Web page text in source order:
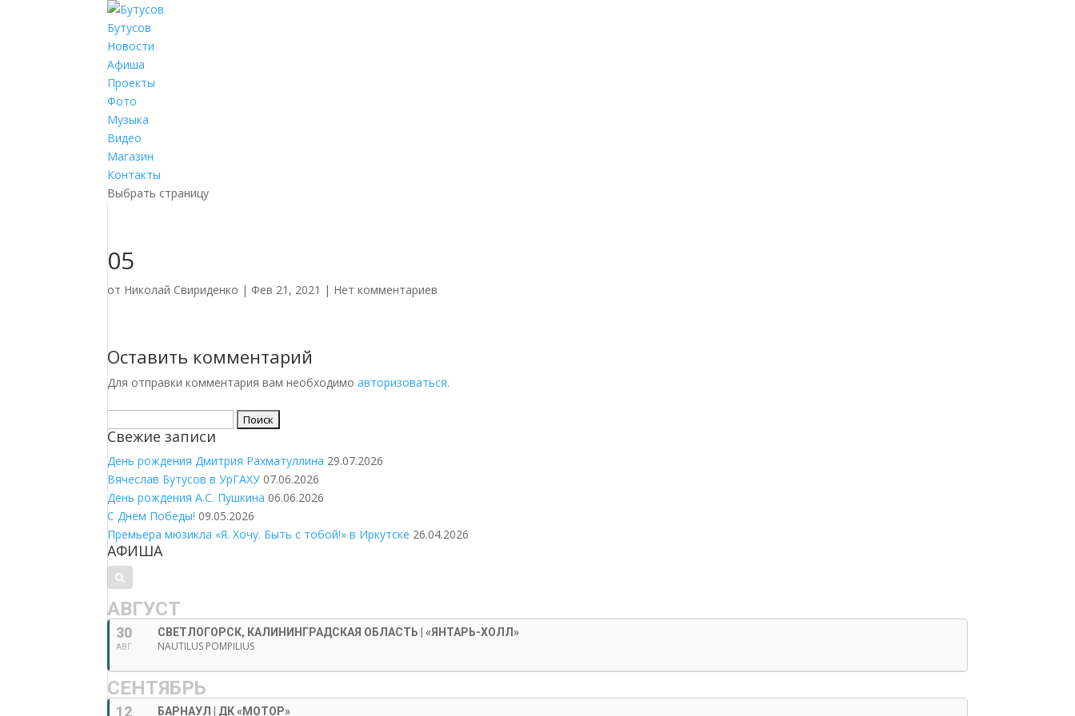
Бутусов
Новости
Афиша
Проекты
Фото
Музыка
Видео
Магазин
Контакты
Выбрать страницу
05
от Николай Свириденко | Фев 21, 2021 | Нет комментариев
Оставить комментарий
Для отправки комментария вам необходимоавторизоваться.
Свежие записи
День рождения Дмитрия Рахматуллина 29.07.2026
Вячеслав Бутусов в УрГАХУ 07.06.2026
День рождения А.С. Пушкина 06.06.2026
С Днём Победы! 09.05.2026
Премьера мюзикла «Я. Хочу. Быть с тобой!» в Иркутске 26.04.2026
АФИША
АВГУСТ
30
АВГ.
СВЕТЛОГОРСК, КАЛИНИНГРАДСКАЯ ОБЛАСТЬ | «ЯНТАРЬ-ХОЛЛ»
NAUTILUS POMPILIUS
СЕНТЯБРЬ
12 БАРНАУЛ | ДК «МОТОР»